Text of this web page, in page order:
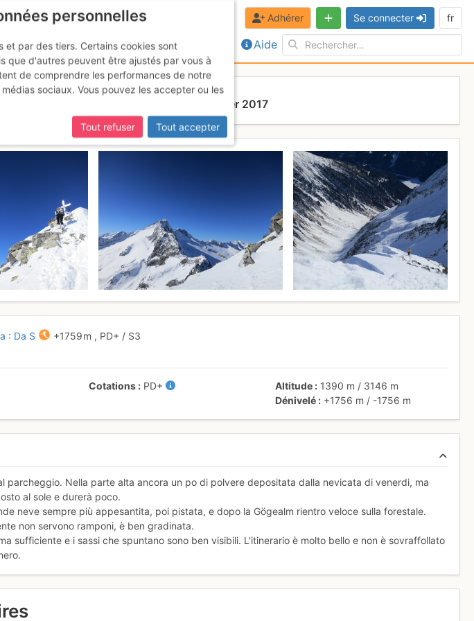
Aide
Adhérer Se connecter fr
: Da S Dimanche 19 février 2017
: Da S +1759 m , PD+ / S3
Cotations PD+ Altitude 1390 m / 3146 m
Dénivelé
+1756 m / -1756 m
parcheggio. Nella parte alta ancora un po di polvere depositata dalla nevicata di venerdi, ma
al sole e durerà poco.
neve sempre più appesantita, poi pistata, e dopo la Gögealm rientro veloce sulla forestale.
non servono ramponi, è ben gradinata.
sufficiente e i sassi che spuntano sono ben visibili. L'itinerario è molto bello e non è sovraffollato
personnelles
et par des tiers. Certains cookies sont
que d'autres peuvent être ajustés par vous à
de comprendre les performances de notre
sociaux. Vous pouvez les accepter ou les
Tout refuser
Tout accepter